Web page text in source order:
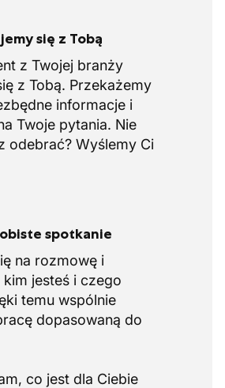
się z Tobą
z Twojej branży
z Tobą. Przekażemy
informacje i
Twoje pytania. Nie
odebrać? Wyślemy Ci
spotkanie
na rozmowę i
kim jesteś i czego
temu wspólnie
dopasowaną do
co jest dla Ciebie